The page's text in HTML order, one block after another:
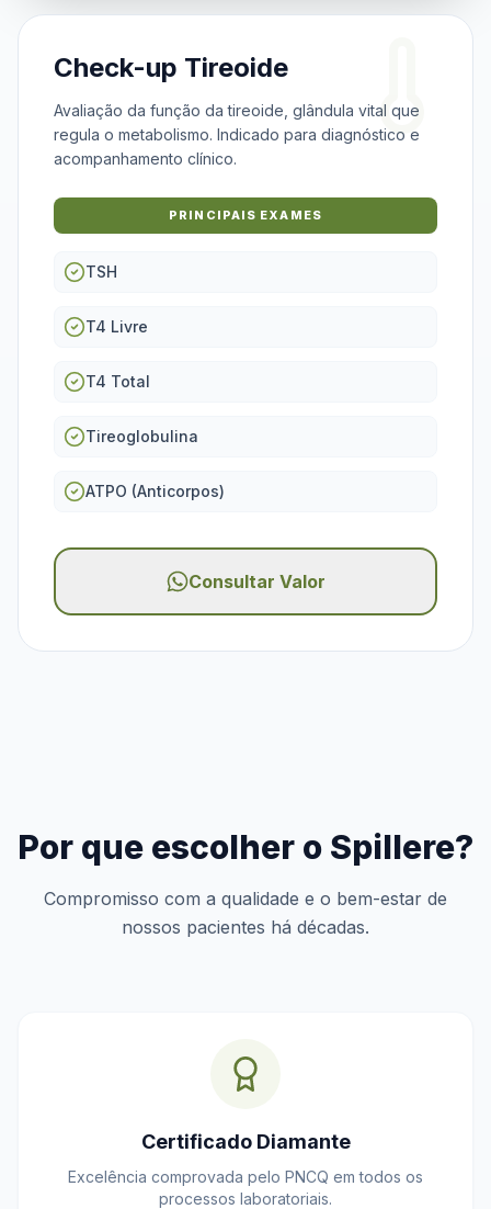
Check-up Tireoide
Avaliação da função da tireoide, glândula vital que
regula o metabolismo. Indicado para diagnóstico e
acompanhamento clínico.
PRINCIPAIS EXAMES
TSH
T4 Livre
T4 Total
Tireoglobulina
ATPO (Anticorpos)
Consultar Valor
Por que escolher o Spillere?
Compromisso com a qualidade e o bem-estar de
nossos pacientes há décadas.
Certificado Diamante
Excelência comprovada pelo PNCQ em todos os
processos laboratoriais.